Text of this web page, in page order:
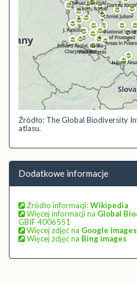
Źródło: The Global Biodiversity
atlasu.
Dodatkowe informacje
Źródło informacji:Wikipedia
Więcej informacji na Global
GBIF 4006551
Więcej zdjęć na Google images
Więcej zdjęć na Bing images